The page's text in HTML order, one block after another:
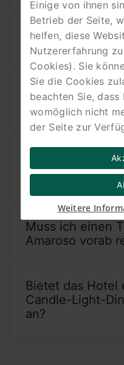
Welche Art von
Restaurant
Werden
Produkte in der
Gibt es
laktosefreie
Muss ich einen
Amaroso vorab
Bietet das Hotel
Candle-Light-
an?
Einige von ihnen
Betrieb der Seite,
helfen, diese
Nutzererfahrung
Cookies). Sie
Sie die Cookies
beachten Sie,
womöglich nicht
der Seite zur
Weitere